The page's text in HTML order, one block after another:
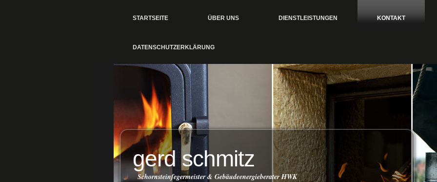
STARTSEITE ÜBER UNS DIENSTLEISTUNGEN KONTAKT
DATENSCHUTZERKLÄRUNG
gerd schmitz
Schornsteinfegermeister & Gebäudeenergieberater HWK